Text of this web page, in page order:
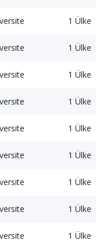
1 Ülke
1 Ülke
1 Ülke
1 Ülke
1 Ülke
1 Ülke
1 Ülke
1 Ülke
1 Ülke